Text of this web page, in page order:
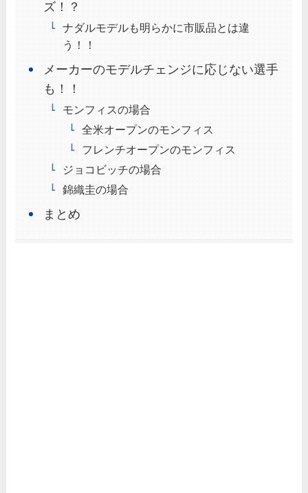
ズ！？
ナダルモデルも明らかに市販品とは違
う！！
メーカーのモデルチェンジに応じない選手
も！！
モンフィスの場合
全米オープンのモンフィス
フレンチオープンのモンフィス
ジョコビッチの場合
錦織圭の場合
まとめ